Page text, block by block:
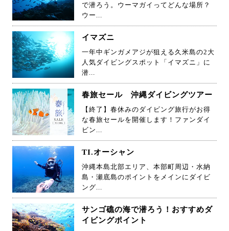
で潜ろう。ウーマガイってどんな場所？
ウー...
イマズニ
一年中ギンガメアジが狙える久米島の2大
人気ダイビングスポット「イマズニ」に
潜...
春旅セール 沖縄ダイビングツアー
【終了】春休みのダイビング旅行がお得
な春旅セールを開催します！ファンダイ
ビン...
TI.オーシャン
沖縄本島北部エリア、本部町周辺・水納
島・瀬底島のポイントをメインにダイビ
ング...
サンゴ礁の海で潜ろう！おすすめダ
イビングポイント